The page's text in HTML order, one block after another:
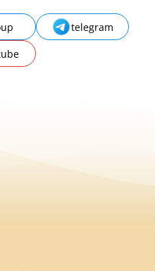
telegram